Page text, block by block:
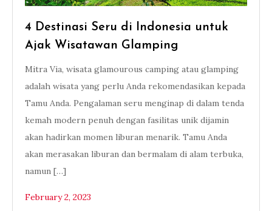
4 Destinasi Seru di Indonesia untuk
Ajak Wisatawan Glamping
Mitra Via, wisata glamourous camping atau glamping
adalah wisata yang perlu Anda rekomendasikan kepada
Tamu Anda. Pengalaman seru menginap di dalam tenda
kemah modern penuh dengan fasilitas unik dijamin
akan hadirkan momen liburan menarik. Tamu Anda
akan merasakan liburan dan bermalam di alam terbuka,
namun […]
February 2, 2023